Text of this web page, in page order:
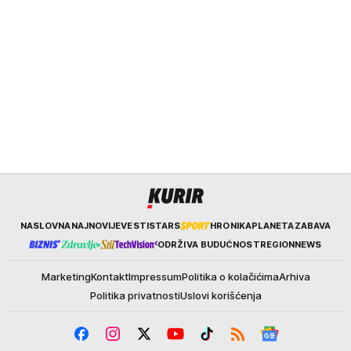
KurirNASLOVNANAJNOVIJEVESTISTARS HRONIKAPLANETAZABAVA
ODRŽIVA BUDUĆNOSTREGIONNEWS
MarketingKontaktImpressumPolitika o kolačićimaArhiva
Politika privatnostiUslovi korišćenja